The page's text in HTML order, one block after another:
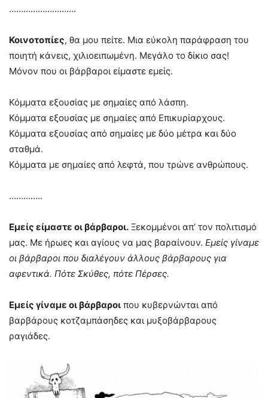
……………………….
Κοινοτοπίες, θα μου πείτε. Μια εύκολη παράφραση του
ποιητή κάνεις, χιλιοειπωμένη. Μεγάλο το δίκιο σας!
Μόνον που οι βάρβαροι είμαστε εμείς.
Κόμματα εξουσίας με σημαίες από λάσπη.
Κόμματα εξουσίας με σημαίες από Επικυρίαρχους.
Κόμματα εξουσίας από σημαίες με δύο μέτρα και δύο
σταθμά.
Κόμματα με σημαίες από λεφτά, που τρώνε ανθρώπους.
…………..
Εμείς είμαστε οι βάρβαροι. Ξεκομμένοι απ’ τον πολιτισμό
μας. Με ήρωες και αγίους να μας βαραίνουν. Εμείς γίναμε
οι βάρβαροι που διαλέγουν άλλους βάρβαρους για
αφεντικά. Πότε Σκύθες, πότε Πέρσες.
Εμείς γίναμε οι βάρβαροι που κυβερνώνται από
βαρβάρους κοτζαμπάσηδες και μυξοβάρβαρους
ραγιάδες.